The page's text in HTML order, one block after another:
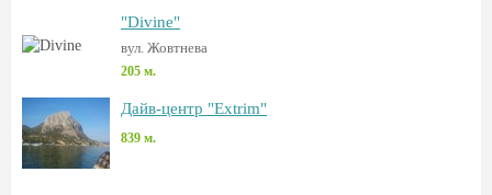
"Divine"
вул. Жовтнева
205 м.
Дайв-центр "Extrim"
839 м.